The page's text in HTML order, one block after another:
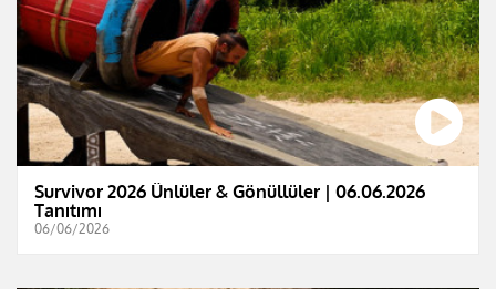
Survivor 2026 Ünlüler & Gönüllüler | 06.06.2026
Tanıtımı
06/06/2026